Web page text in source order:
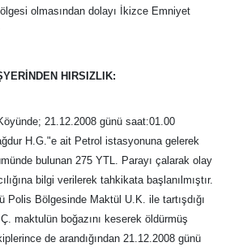
olmasından dolayı İkizce Emniyet
HIRSIZLIK:
21.12.2008 günü saat:01.00
H.G."e ait Petrol istasyonuna gelerek
bulunan 275 YTL. Parayı çalarak olay
bilgi verilerek tahkikata başlanılmıştır.
Polis Bölgesinde Maktül U.K. ile tartışdığı
maktulün boğazını keserek öldürmüş
de arandığından 21.12.2008 günü